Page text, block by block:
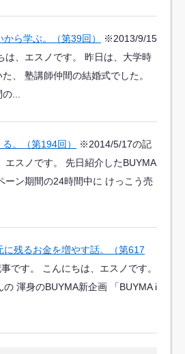
ら学ぶ。（第39回）
※2013/9/15
は、エスノです。 昨日は、大学時
、 塾講師仲間の結婚式でした。
の...
。（第194回）
※2014/5/17の記
エスノです。 先日紹介したBUYMA
ーン期間の24時間中に けっこう売
に残るお金を増やす話。（第617
です。 こんにちは、エスノです。
渾身のBUYMA新企画 「BUYMA i